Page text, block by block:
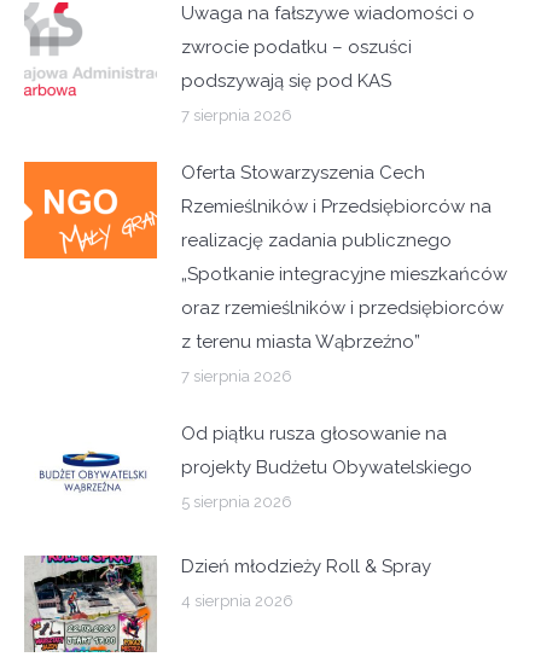
Uwaga na fałszywe wiadomości o
zwrocie podatku – oszuści
podszywają się pod KAS
7 sierpnia 2026
Oferta Stowarzyszenia Cech
Rzemieślników i Przedsiębiorców na
realizację zadania publicznego
„Spotkanie integracyjne mieszkańców
oraz rzemieślników i przedsiębiorców
z terenu miasta Wąbrzeźno”
7 sierpnia 2026
Od piątku rusza głosowanie na
projekty Budżetu Obywatelskiego
5 sierpnia 2026
Dzień młodzieży Roll & Spray
4 sierpnia 2026